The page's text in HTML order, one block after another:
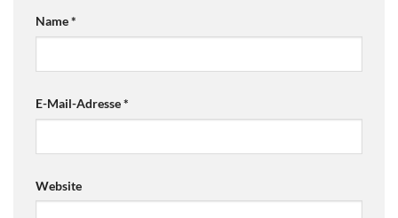
Name*
E-Mail-Adresse*
Website